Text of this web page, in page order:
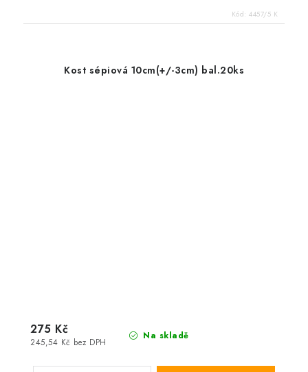
Kód: 4457/5 K
Kost sépiová 10cm(+/-3cm) bal.20ks
Na skladě
245,54 Kč bez DPH
275 Kč